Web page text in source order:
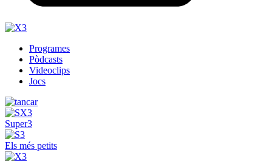
Programes
Pòdcasts
Videoclips
Jocs
Super3
Els més petits